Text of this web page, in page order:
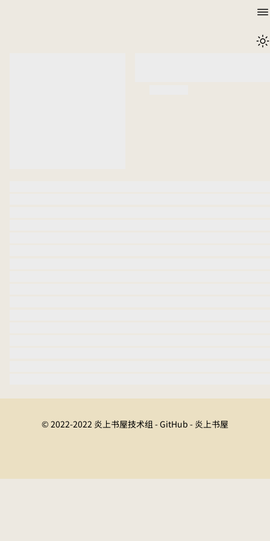
© 2022-2022 炎上书屋技术组 - GitHub - 炎上书屋